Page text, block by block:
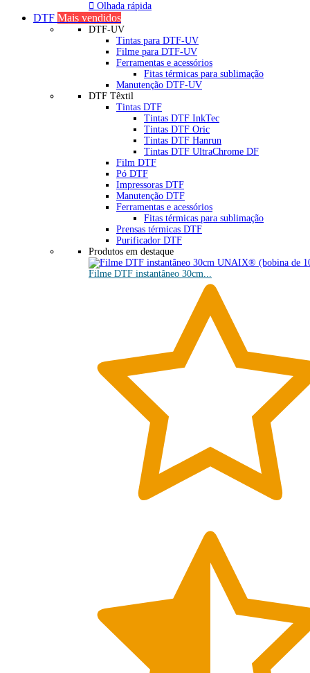
 Olhada rápida
DTF Mais vendidos
DTF-UV
Tintas para DTF-UV
Filme para DTF-UV
Ferramentas e acessórios
Fitas térmicas para sublimação
Manutenção DTF-UV
DTF Têxtil
Tintas DTF
Tintas DTF InkTec
Tintas DTF Oric
Tintas DTF Hanrun
Tintas DTF UltraChrome DF
Film DTF
Pó DTF
Impressoras DTF
Manutenção DTF
Ferramentas e acessórios
Fitas térmicas para sublimação
Prensas térmicas DTF
Purificador DTF
Produtos em destaque
Filme DTF instantâneo 30cm...